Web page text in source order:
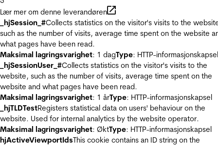
Lær mer om denne leverandøren
_hjSession_#Collects statistics on the visitor's visits to the
such as the number of visits, average time spent on the website
what pages have been read.
Maksimal lagringsvarighet: 1 dagType: HTTP-informasjonskapsel
_hjSessionUser_#Collects statistics on the visitor's visits to the
website, such as the number of visits, average time spent on the
website and what pages have been read.
Maksimal lagringsvarighet: 1 årType: HTTP-informasjonskapsel
_hjTLDTestRegisters statistical data on users' behaviour on the
website. Used for internal analytics by the website operator.
Maksimal lagringsvarighet: ØktType: HTTP-informasjonskapsel
hjActiveViewportIdsThis cookie contains an ID string on the